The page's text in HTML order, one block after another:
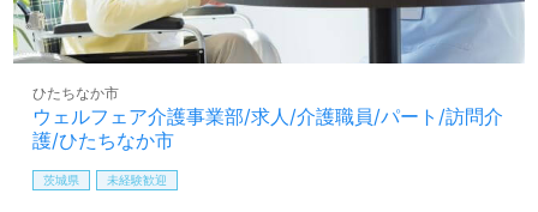
ウェルフェア介護事業部/求人/介護職員/パート/訪問介
護/ひたちなか市
ひたちなか市
茨城県 未経験歓迎